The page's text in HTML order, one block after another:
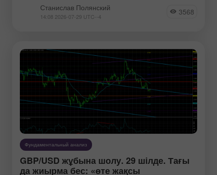
Инструменты:
AUDUSD
GBPJPY
EURGBP
EURJPY
NZDUSD
EURNZD
Серебро
Золото
#CL
#USDX
Аналитики:
Станислав Полянский
14:08 2026-07-29 UTC--4 3568
Фундаментальный анализ
GBP/USD жұбына шолу. 29 шілде. Тағы
да жиырма бес: «өте жақсы